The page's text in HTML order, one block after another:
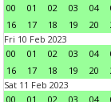
00
01 02 03 04
16
17 18 19 20
Fri 10 Feb 2023
00
01 02 03 04
16
17 18 19 20
Sat 11 Feb 2023
00
01 02 03 04